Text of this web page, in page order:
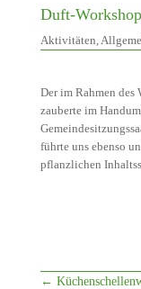
Duft-
Aktivitäten,
Der im Rahmen
zauberte im
führte uns ebenso
pflanzlichen
←